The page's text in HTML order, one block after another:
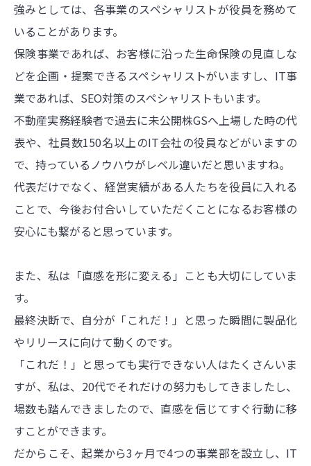
強みとしては、各事業のスペシャリストが役員を務めて
いることがあります。
保険事業であれば、お客様に沿った生命保険の見直しな
どを企画・提案できるスペシャリストがいますし、IT事
業であれば、SEO対策のスペシャリストもいます。
不動産実務経験者で過去に未公開株GSへ上場した時の代
表や、社員数150名以上のIT会社の役員などがいますの
で、持っているノウハウがレベル違いだと思いますね。
代表だけでなく、経営実績がある人たちを役員に入れる
ことで、今後お付合いしていただくことになるお客様の
安心にも繋がると思っています。
また、私は「直感を形に変える」ことも大切にしていま
す。
最終決断で、自分が「これだ！」と思った瞬間に製品化
やリリースに向けて動くのです。
「これだ！」と思っても実行できない人はたくさんいま
すが、私は、20代でそれだけの努力もしてきましたし、
場数も踏んできましたので、直感を信じてすぐ行動に移
すことができます。
だからこそ、起業から3ヶ月で4つの事業部を設立し、IT